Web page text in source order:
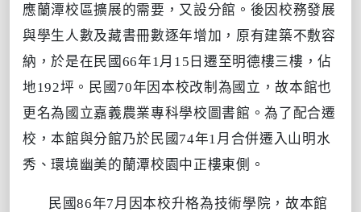
應蘭潭校區擴展的需要，又設分館。後因校務發展
與學生人數及藏書冊數逐年增加，原有建築不敷容
納，於是在民國66年1月15日遷至明德樓三樓，佔
地192坪。民國70年因本校改制為國立，故本館也
更名為國立嘉義農業專科學校圖書館。為了配合遷
校，本館與分館乃於民國74年1月合併遷入山明水
秀、環境幽美的蘭潭校園中正樓東側。
民國86年7月因本校升格為技術學院，故本館